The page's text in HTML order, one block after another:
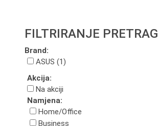
FILTRIRANJE
Brand:
ASUS (1)
Akcija:
Na akciji
Namjena:
Home/Office
Business